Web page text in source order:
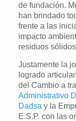
de fundación.
han brindado
frente a las
impacto
residuos
Justamente la
logrado
del Cambio a
Administrativo
Dadsay la
E.S.P. con las